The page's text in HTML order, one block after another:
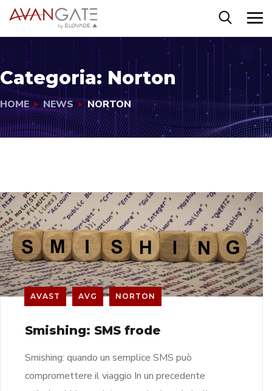
Categoria: Norton
HOME NEWS NORTON
AVAST AVG NORTON
Smishing: SMS frode
Smishing: quando un semplice SMS può
compromettere il viaggio In un precedente